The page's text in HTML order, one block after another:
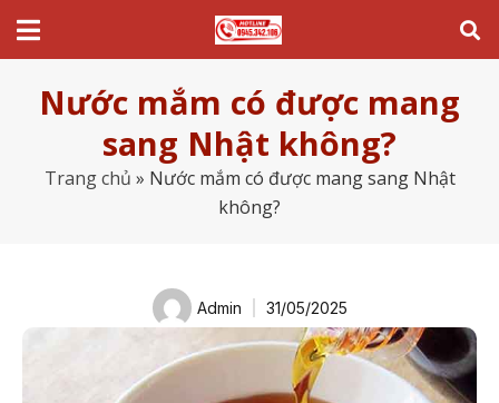
Nước mắm có được mang
sang Nhật không?
Trang chủ » Nước mắm có được mang sang Nhật
không?
Admin 31/05/2025